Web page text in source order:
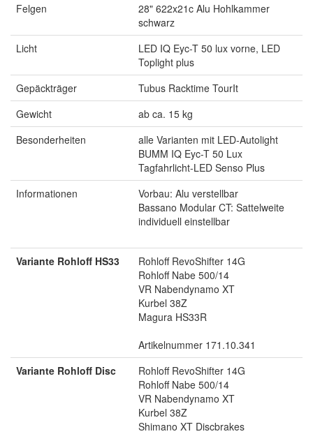
Felgen
28" 622x21c Alu Hohlkammer
schwarz
Licht
LED IQ Eyc-T 50 lux vorne, LED
Toplight plus
Gepäckträger
Tubus Racktime TourIt
Gewicht
ab ca. 15 kg
Besonderheiten
alle Varianten mit LED-Autolight
BUMM IQ Eyc-T 50 Lux
Tagfahrlicht-LED Senso Plus
Informationen
Vorbau: Alu verstellbar
Bassano Modular CT: Sattelweite
individuell einstellbar
Variante Rohloff HS33
Rohloff RevoShifter 14G
Rohloff Nabe 500/14
VR Nabendynamo XT
Kurbel 38Z
Magura HS33R
Artikelnummer 171.10.341
Variante Rohloff Disc
Rohloff RevoShifter 14G
Rohloff Nabe 500/14
VR Nabendynamo XT
Kurbel 38Z
Shimano XT Discbrakes